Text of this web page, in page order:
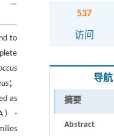
to
；
as
）-
537
访问
导航
摘要
Abstract